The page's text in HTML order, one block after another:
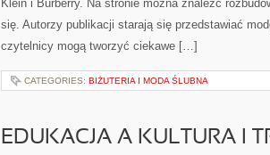
Klein i Burberry. Na stronie można znaleźć
się. Autorzy publikacji starają się przedstawiać
czytelnicy mogą tworzyć ciekawe […]
CATEGORIES: BIŻUTERIA I MODA ŚLUBNA
EDUKACJA A KULTURA I